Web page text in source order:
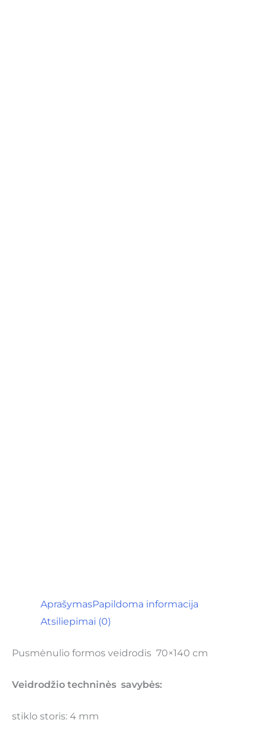
AprašymasPapildoma informacija
Atsiliepimai (0)
Pusmėnulio formos veidrodis 70×140 cm
Veidrodžio techninės savybės:
stiklo storis: 4 mm